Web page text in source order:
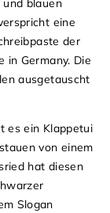
blauen
eine
der
in Germany. Die
ausgetauscht
es ein Klappetui
von einem
hat diesen
Slogan